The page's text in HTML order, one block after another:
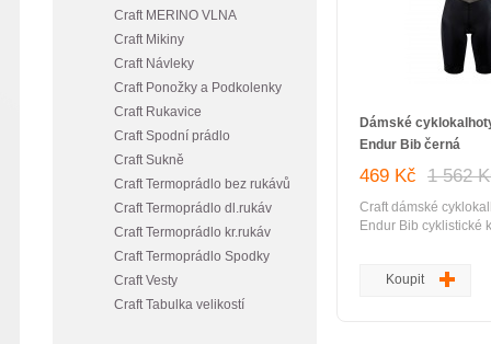
Craft MERINO VLNA
Craft Mikiny
Craft Návleky
Craft Ponožky a Podkolenky
Craft Rukavice
Craft Spodní prádlo
Craft Sukně
Craft Termoprádlo bez rukávů
Craft Termoprádlo dl.rukáv
Craft Termoprádlo kr.rukáv
Craft Termoprádlo Spodky
Craft Vesty
Craft Tabulka velikostí
Dámské
Endur Bib černá
469 Kč 1 562
Craft dámské
Endur Bib cyklistické
nohavic do širší,
Koupit